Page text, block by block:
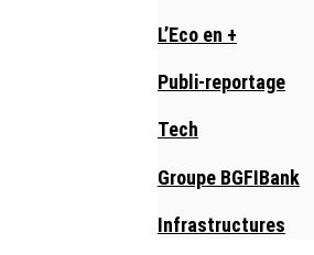
L’Eco en +
Publi-reportage
Tech
Groupe BGFIBank
Infrastructures